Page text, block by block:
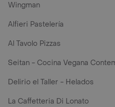
Wingman
Alfieri Pastelería
Al Tavolo Pizzas
Seitan - Cocina Vegana
Delirio el Taller - Helados
La Caffetteria Di Lonato